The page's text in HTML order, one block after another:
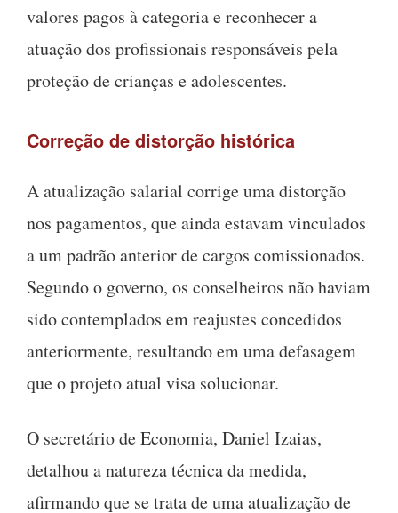
valores pagos à categoria e reconhecer a
atuação dos profissionais responsáveis pela
proteção de crianças e adolescentes.
Correção de distorção histórica
A atualização salarial corrige uma distorção
nos pagamentos, que ainda estavam vinculados
a um padrão anterior de cargos comissionados.
Segundo o governo, os conselheiros não haviam
sido contemplados em reajustes concedidos
anteriormente, resultando em uma defasagem
que o projeto atual visa solucionar.
O secretário de Economia, Daniel Izaias,
detalhou a natureza técnica da medida,
afirmando que se trata de uma atualização de